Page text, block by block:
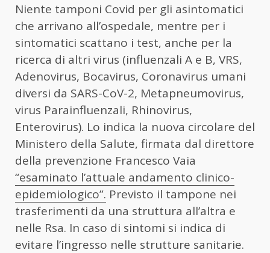
Niente tamponi Covid per gli asintomatici
che arrivano all’ospedale, mentre per i
sintomatici scattano i test, anche per la
ricerca di altri virus (influenzali A e B, VRS,
Adenovirus, Bocavirus, Coronavirus umani
diversi da SARS-CoV-2, Metapneumovirus,
virus Parainfluenzali, Rhinovirus,
Enterovirus). Lo indica la nuova circolare del
Ministero della Salute, firmata dal direttore
della prevenzione Francesco Vaia
“esaminato l’attuale andamento clinico-
epidemiologico”. Previsto il tampone nei
trasferimenti da una struttura all’altra e
nelle Rsa. In caso di sintomi si indica di
evitare l’ingresso nelle strutture sanitarie.